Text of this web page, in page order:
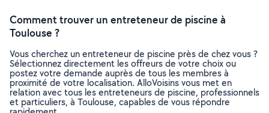
Comment trouver un entreteneur de piscine à
Toulouse ?
Vous cherchez un entreteneur de piscine près de chez vous ?
Sélectionnez directement les offreurs de votre choix ou
postez votre demande auprès de tous les membres à
proximité de votre localisation. AlloVoisins vous met en
relation avec tous les entreteneurs de piscine, professionnels
et particuliers, à Toulouse, capables de vous répondre